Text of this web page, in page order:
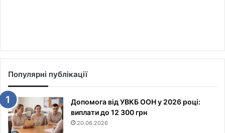
Популярні публікації
Допомога від УВКБ ООН у 2026 році:
виплати до 12 300 грн
20.06.2026